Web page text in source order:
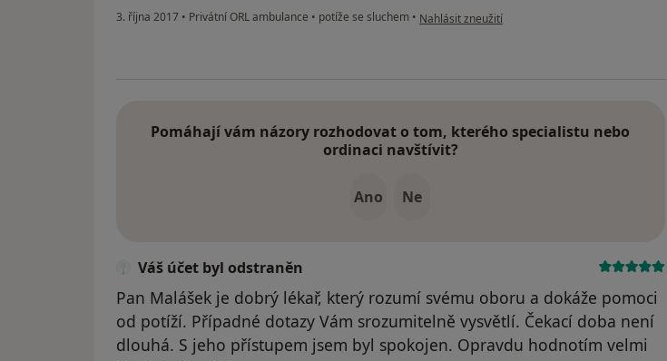
3. října 2017 • Privátní ORL ambulance • potíže se sluchem • podle názoru uživatele Váš účet byl odstraněn
Nahlásit zneužití
Pomáhají vám názory rozhodovat o tom, kterého specialistu nebo
ordinaci navštívit?
Ano Ne
Váš účet byl odstraněn
Pan Malášek je dobrý lékař, který rozumí svému oboru a dokáže pomoci
od potíží. Případné dotazy Vám srozumitelně vysvětlí. Čekací doba není
dlouhá. S jeho přístupem jsem byl spokojen. Opravdu hodnotím velmi